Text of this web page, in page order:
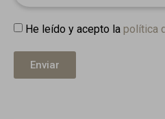
He leído y acepto la política
Enviar